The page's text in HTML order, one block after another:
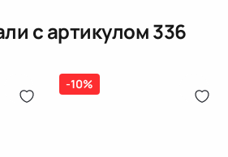
дизель), форсунка
механическая
топлива),
топлива
с артикулом336
-10%